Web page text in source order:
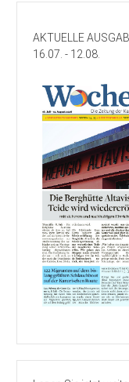
AKTUELLE
16.07. - 12.08.